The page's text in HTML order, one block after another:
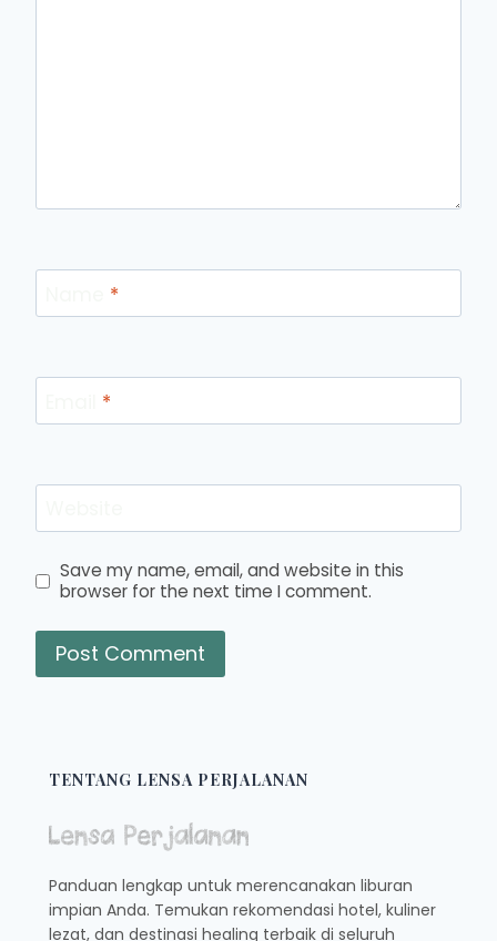
*
*
Save my name, email, and website in this
browser for the next time I comment.
TENTANG LENSA PERJALANAN
Panduan lengkap untuk merencanakan liburan
impian Anda. Temukan rekomendasi hotel, kuliner
lezat, dan destinasi healing terbaik di seluruh